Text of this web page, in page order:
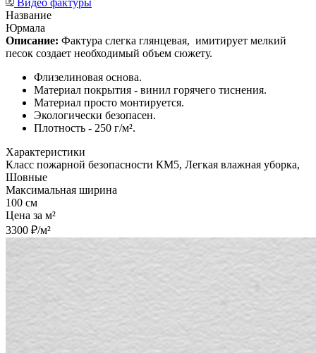
Название
Юрмала
Описание: Фактура слегка глянцевая, имитирует мелкий
песок создает необходимый объем сюжету.
Флизелиновая основа.
Материал покрытия - винил горячего тиснения.
Материал просто монтируется.
Экологически безопасен.
Плотность - 250 г/м².
Характеристики
Класс пожарной безопасности КМ5, Легкая влажная уборка,
Шовные
Максимальная ширина
100 см
Цена за м²
3300 ₽/м²